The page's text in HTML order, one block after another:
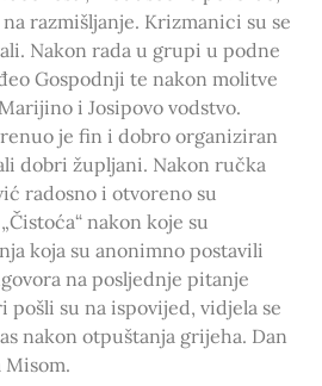
razmišljanje. Krizmanici su se
Nakon rada u grupi u podne
Gospodnji te nakon molitve
i Josipovo vodstvo.
je fin i dobro organiziran
dobri župljani. Nakon ručka
radosno i otvoreno su
nakon koje su
koja su anonimno postavili
na posljednje pitanje
su na ispovijed, vidjela se
nakon otpuštanja grijeha. Dan
Misom.